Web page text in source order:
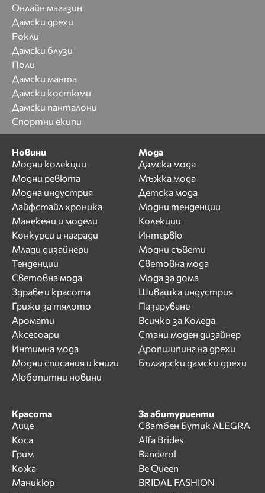
Онлайн магазин
Дамски дрехи
Рокли
Дамски блузи
Поли
Дамски манта
Дамски костюми
Дамски панталони
Спортни екипи
Новини
Модни колекции
Модни ревюта
Модна индустрия
Лайфстайл хроника
Манекени и модели
Конкурси и награди
Млади дизайнери
Тенденции
Световна мода
Здраве и красота
Грижи за тялото
Аромати
Аксесоари
Интимна мода
Модни списания и книги
Любопитни новини
Мода
Дамска мода
Мъжка мода
Детска мода
Модни тенденции
Колекции
Интервю
Модни съвети
Световна мода
Мода за дома
Шивашка индустрия
Пазаруване
Всичко за Коледа
Стани моден дизайнер
Дропшипинг на дрехи
Български дамски дрехи
Красота
Лице
Коса
Грим
Кожа
Маникюр
За абитуриенти
Сватбен Бутик ALEGRA
Alfa Brides
Banderol
Be Queen
BRIDAL FASHION